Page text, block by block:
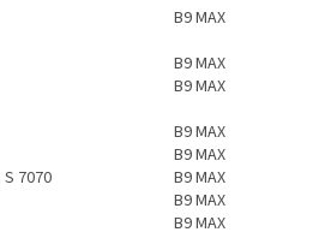
B9 MAX
B9 MAX
B9 MAX
B9 MAX
B9 MAX
7070
B9 MAX
B9 MAX
B9 MAX